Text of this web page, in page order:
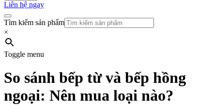
Liên hệ ngay
Tìm kiếm sản phẩm
×
Toggle menu
So sánh bếp từ và bếp hồng
ngoại: Nên mua loại nào?